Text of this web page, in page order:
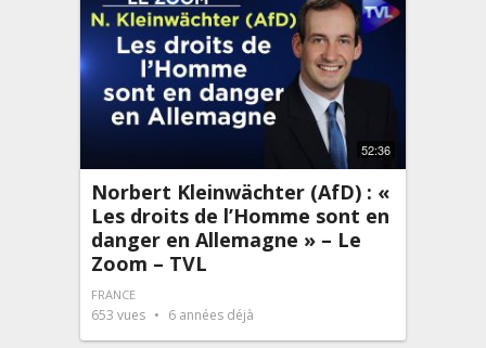
52:36
Norbert Kleinwächter (AfD) : «
Les droits de l’Homme sont en
danger en Allemagne » – Le
Zoom – TVL
FRANCE
653 vues 6 années déjà